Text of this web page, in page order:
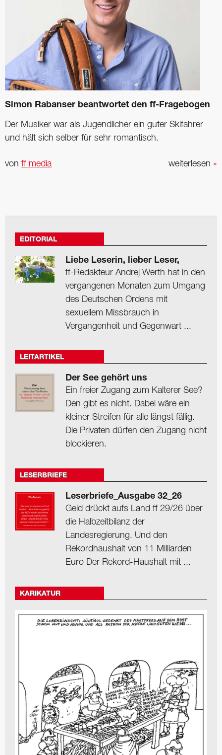
Simon Rabanser beantwortet den ff-Fragebogen
Der Musiker war als Jugendlicher ein guter Skifahrer
und hält sich selber für sehr romantisch.
weiterlesen »
von ff media
EDITORIAL
Liebe Leserin, lieber Leser,
ff-Redakteur Andrej Werth hat in den
vergangenen Monaten zum Umgang
des Deutschen Ordens mit
sexuellem Missbrauch in
Vergangenheit und Gegenwart ...
LEITARTIKEL
Der See gehört uns
Ein freier Zugang zum Kalterer See?
Den gibt es nicht. Dabei wäre ein
kleiner Streifen für alle längst fällig.
Die Privaten dürfen den Zugang nicht
blockieren.
LESERBRIEFE
Leserbriefe_Ausgabe 32_26
Geld drückt aufs Land ff 29/26 über
die Halbzeitbilanz der
Landesregierung. Und den
Rekordhaushalt von 11 Milliarden
Euro Der Rekord-Haushalt mit ...
KARIKATUR